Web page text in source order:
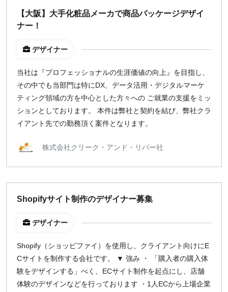
【大阪】大手化粧品メーカで商品パッケージデザイ
ナー！
デザイナー
当社は『プロフェッショナルの生涯価値の向上』を目指し、
その中でも当部門は特にDX、データ活用・デジタルマーケ
ティング領域の方を中心とした方々への ご就業の支援をミッ
ションとしております。 本件は弊社と契約を結び、弊社クラ
イアント先での勤務頂く案件となります。
株式会社クリーク・アンド・リバー社
Shopifyサイト制作のデザイナー募集
デザイナー
Shopify（ショッピファイ）を使用し、クライアント向けにE
Cサイトを制作する会社です。 ▼ 強み ・ 「購入者の購入体
験をデザインする」べく、ECサイト制作を起点にし、店舗
体験のデザインなどを行っております ・1人ECから上場企業